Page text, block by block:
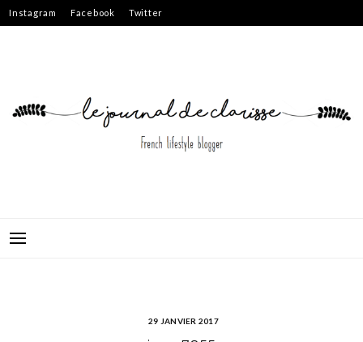
Skip
to
Instagram Facebook Twitter
29 JANVIER 2017